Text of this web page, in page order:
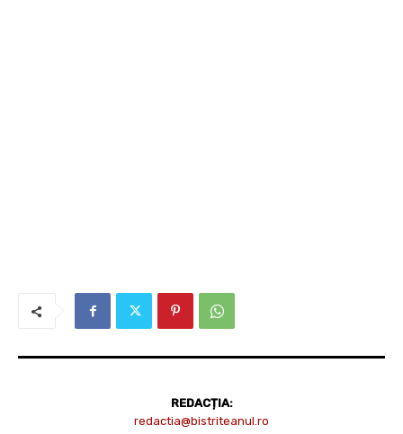
REDACȚIA:
redactia@bistriteanul.ro